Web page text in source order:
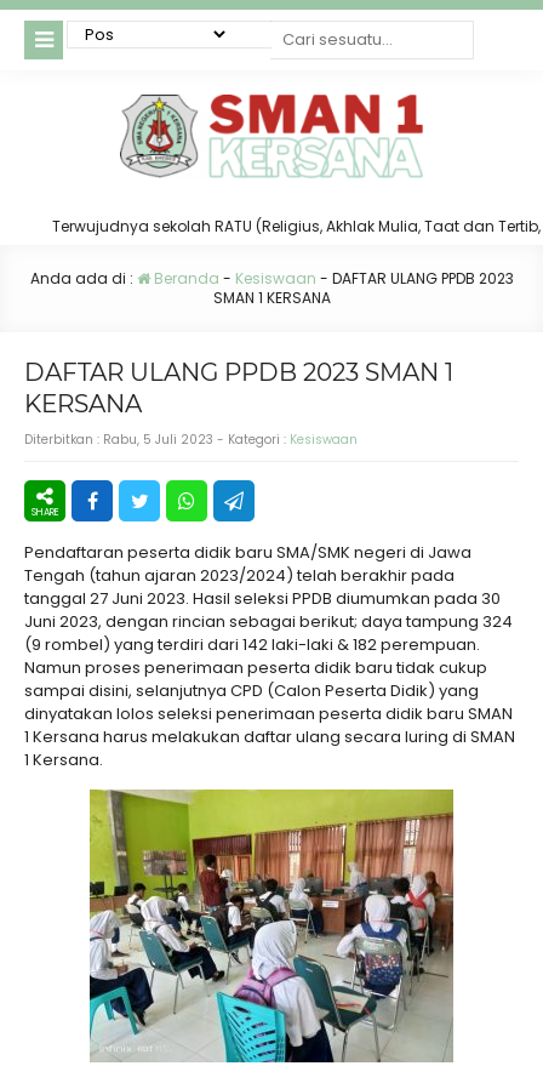
Terwujudnya sekolah RATU (Religius, Akhlak Mulia, Taat dan Tertib,
Anda ada di : Beranda - Kesiswaan - DAFTAR ULANG PPDB 2023
SMAN 1 KERSANA
DAFTAR ULANG PPDB 2023 SMAN 1
KERSANA
Diterbitkan : Rabu, 5 Juli 2023 - Kategori : Kesiswaan
Pendaftaran peserta didik baru SMA/SMK negeri di Jawa
Tengah (tahun ajaran 2023/2024) telah berakhir pada
tanggal 27 Juni 2023. Hasil seleksi PPDB diumumkan pada 30
Juni 2023, dengan rincian sebagai berikut; daya tampung 324
(9 rombel) yang terdiri dari 142 laki-laki & 182 perempuan.
Namun proses penerimaan peserta didik baru tidak cukup
sampai disini, selanjutnya CPD (Calon Peserta Didik) yang
dinyatakan lolos seleksi penerimaan peserta didik baru SMAN
1 Kersana harus melakukan daftar ulang secara luring di SMAN
1 Kersana.